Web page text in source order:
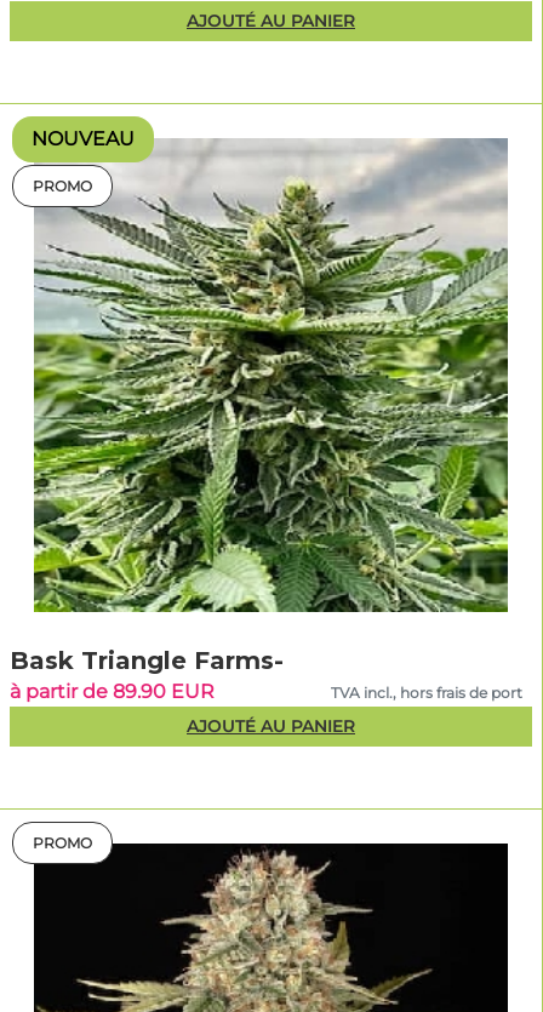
AJOUTÉ AU PANIER
NOUVEAU
PROMO
Bask Triangle Farms-
à partir de 89.90 EUR TVA incl., hors frais de port
AJOUTÉ AU PANIER
PROMO